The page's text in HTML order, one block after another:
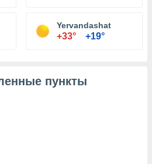
Yervandashat
+33° +19°
пункты